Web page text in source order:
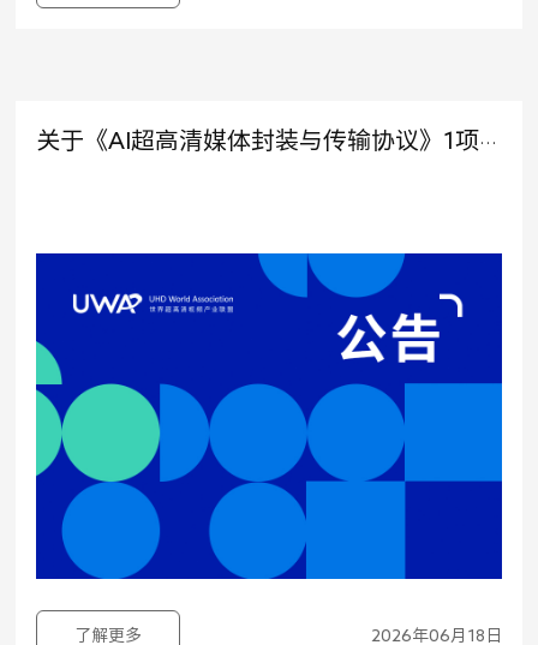
关于《AI超高清媒体封装与传输协议》1项团体标准立项及征集起草单位的公告
了解更多 2026年06月18日